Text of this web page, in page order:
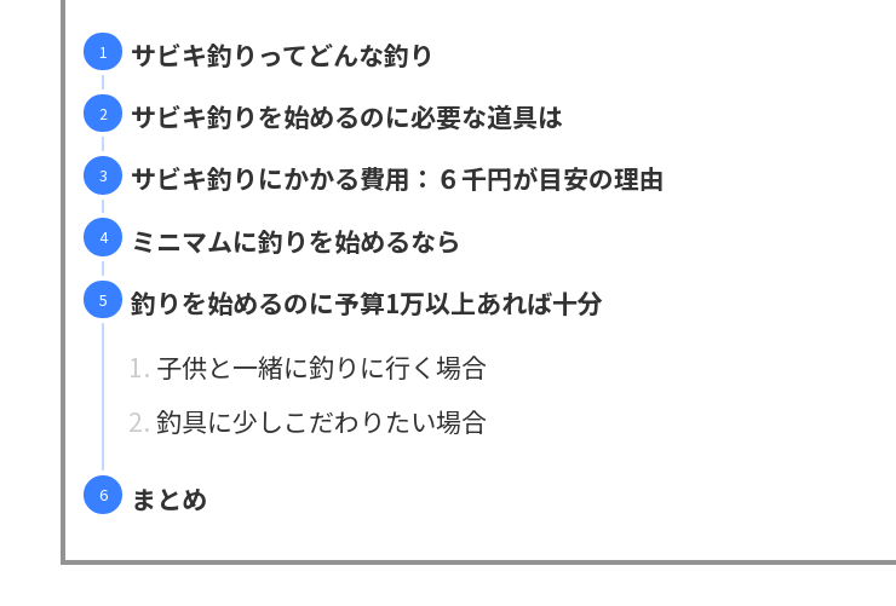
サビキ釣りってどんな釣り
サビキ釣りを始めるのに必要な道具は
サビキ釣りにかかる費用：６千円が目安の理由
ミニマムに釣りを始めるなら
釣りを始めるのに予算1万以上あれば十分
子供と一緒に釣りに行く場合
釣具に少しこだわりたい場合
まとめ